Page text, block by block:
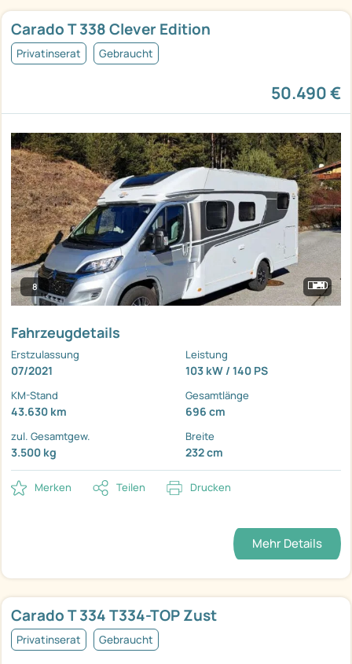
Carado T 338 Clever Edition
Privatinserat Gebraucht
50.490 €
8
Fahrzeugdetails
Erstzulassung
07/2021
Leistung
103 kW / 140 PS
KM-Stand
43.630 km
Gesamtlänge
696 cm
zul. Gesamtgew.
3.500 kg
Breite
232 cm
Merken Teilen Drucken
Mehr Details
Carado T 334 T334-TOP Zust
Privatinserat Gebraucht